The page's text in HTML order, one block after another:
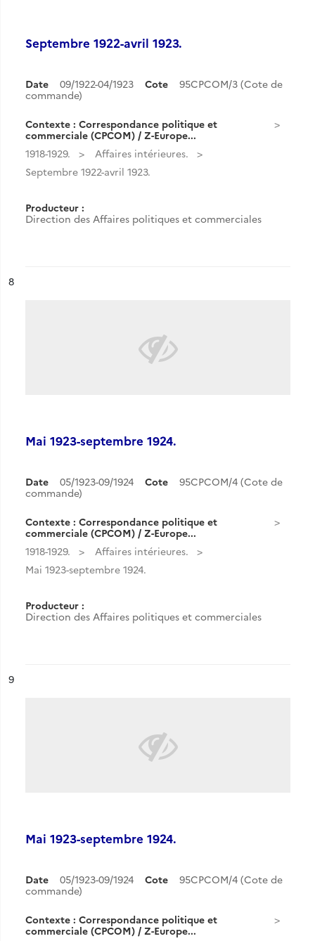
Septembre 1922-avril 1923.
Date 09/1922-04/1923 Cote
95CPCOM/3 (Cote de
commande)
Contexte : Correspondance politique et
commerciale (CPCOM) / Z-Europe...
1918-1929.
Affaires intérieures.
Septembre 1922-avril 1923.
Producteur :
Direction des Affaires politiques et commerciales
n°
8
Mai 1923-septembre 1924.
Date 05/1923-09/1924 Cote
95CPCOM/4 (Cote de
commande)
Contexte : Correspondance politique et
commerciale (CPCOM) / Z-Europe...
1918-1929.
Affaires intérieures.
Mai 1923-septembre 1924.
Producteur :
Direction des Affaires politiques et commerciales
n°
9
Mai 1923-septembre 1924.
Date 05/1923-09/1924 Cote
95CPCOM/4 (Cote de
commande)
Contexte : Correspondance politique et
commerciale (CPCOM) / Z-Europe...